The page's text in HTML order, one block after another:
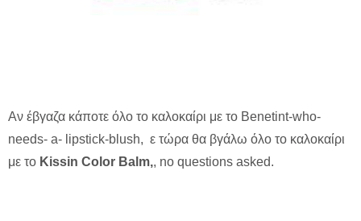
Αν έβγαζα κάποτε όλο το καλοκαίρι με το Benetint-who-
needs- a- lipstick-blush, ε τώρα θα βγάλω όλο το καλοκαίρι
με το Kissin Color Balm,, no questions asked.